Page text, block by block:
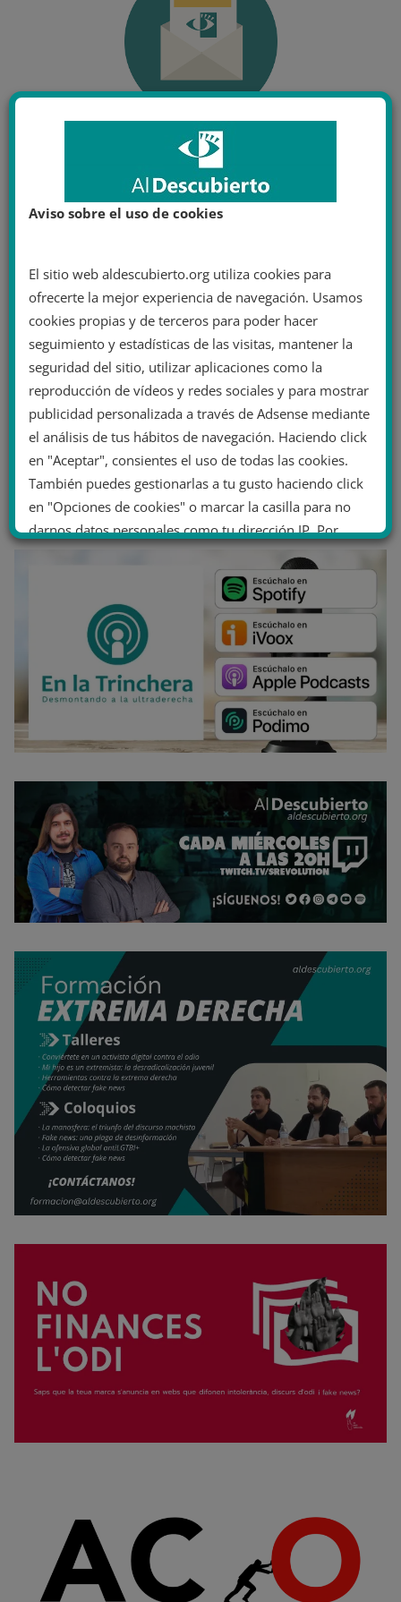
Aviso sobre el uso de cookies
El sitio web aldescubierto.org utiliza cookies para
ofrecerte la mejor experiencia de navegación. Usamos
cookies propias y de terceros para poder hacer
seguimiento y estadísticas de las visitas, mantener la
seguridad del sitio, utilizar aplicaciones como la
reproducción de vídeos y redes sociales y para mostrar
publicidad personalizada a través de Adsense mediante
el análisis de tus hábitos de navegación. Haciendo click
en "Aceptar", consientes el uso de todas las cookies.
También puedes gestionarlas a tu gusto haciendo click
en "Opciones de cookies" o marcar la casilla para no
darnos datos personales como tu dirección IP. Por
último, puedes leer nuestra Política de cookies.
No dar mi información personal
Opciones de cookies Aceptar cookies
Rechazar cookies Política de cookies